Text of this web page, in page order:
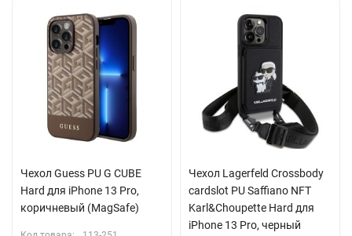
Чехол Guess PU G CUBE
Hard для iPhone 13 Pro,
коричневый (MagSafe)
Чехол Lagerfeld Crossbody
cardslot PU Saffiano NFT
Karl&Choupette Hard для
iPhone 13 Pro, черный